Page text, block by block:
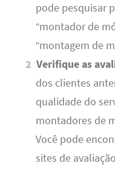
pode pesquisar
“montador de
“montagem de
Verifique as
dos clientes
qualidade do
montadores de
Você pode
sites de